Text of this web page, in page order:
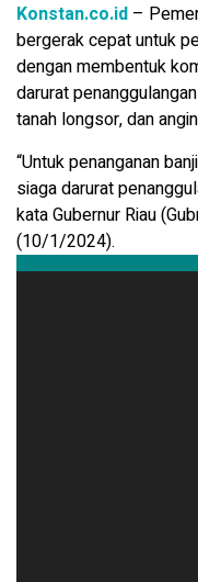
Konstan.co.id –
bergerak cepat untuk
dengan membentuk
darurat
tanah longsor, dan
“Untuk penanganan
siaga darurat
kata Gubernur Riau
(10/1/2024).